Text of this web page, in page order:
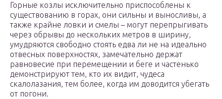
Горные козлы исключительно приспособлены к
существованию в горах, они сильны и выносливы, а
также крайне ловки и смелы – могут перепрыгивать
через обрывы до нескольких метров в ширину,
умудряются свободно стоять едва ли не на идеально
отвесных поверхностях, замечательно держат
равновесие при перемещении и беге и частенько
демонстрируют тем, кто их видит, чудеса
скалолазания, тем более, когда им доводится убегать
от погони.